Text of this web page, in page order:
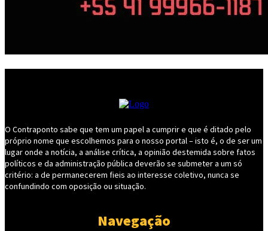
O Contraponto sabe que tem um papel a cumprir e que é ditado pelo
próprio nome que escolhemos para o nosso portal – isto é, o de ser um
lugar onde a notícia, a análise crítica, a opinião destemida sobre fatos
políticos e da administração pública deverão se submeter a um só
critério: a de permanecerem fieis ao interesse coletivo, nunca se
confundindo com oposição ou situação.
Navegação